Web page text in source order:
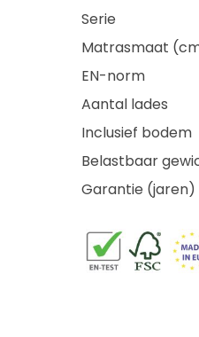
Serie
Matrasmaat
EN-norm
Aantal lades
Inclusief bodem
Belastbaar
Garantie (jaren)